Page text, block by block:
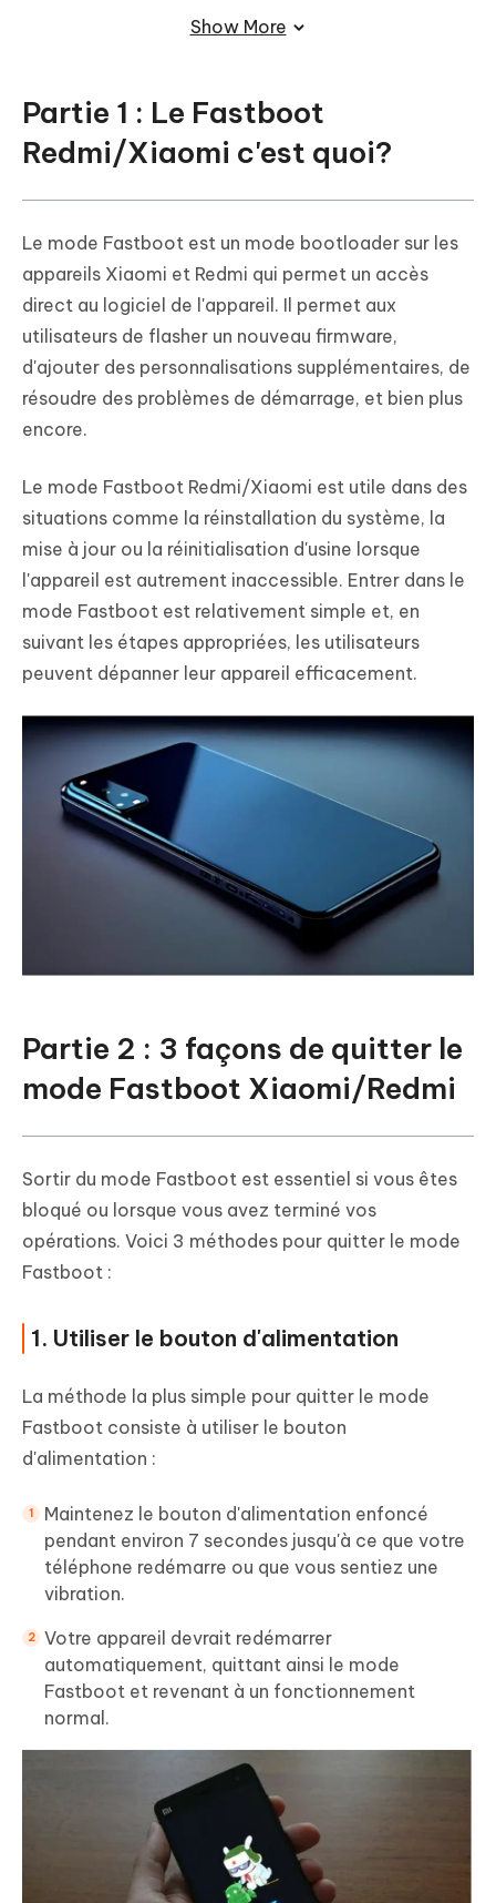
Partie 4 : Astuce : Comment
Conclusion
Show More
Partie 1 : Le Fastboot
Redmi/Xiaomi c'est quoi?
Le mode Fastboot est un mode bootloader sur les
appareils Xiaomi et Redmi qui permet un accès
direct au logiciel de l'appareil. Il permet aux
utilisateurs de flasher un nouveau firmware,
d'ajouter des personnalisations supplémentaires, de
résoudre des problèmes de démarrage, et bien plus
encore.
Le mode Fastboot Redmi/Xiaomi est utile dans des
situations comme la réinstallation du système, la
mise à jour ou la réinitialisation d'usine lorsque
l'appareil est autrement inaccessible. Entrer dans le
mode Fastboot est relativement simple et, en
suivant les étapes appropriées, les utilisateurs
peuvent dépanner leur appareil efficacement.
Partie 2 : 3 façons de quitter le
mode Fastboot Xiaomi/Redmi
Sortir du mode Fastboot est essentiel si vous êtes
bloqué ou lorsque vous avez terminé vos
opérations. Voici 3 méthodes pour quitter le mode
Fastboot :
1. Utiliser le bouton d'alimentation
La méthode la plus simple pour quitter le mode
Fastboot consiste à utiliser le bouton
d'alimentation :
Maintenez le bouton d'alimentation enfoncé
pendant environ 7 secondes jusqu'à ce que votre
téléphone redémarre ou que vous sentiez une
vibration.
Votre appareil devrait redémarrer
automatiquement, quittant ainsi le mode
Fastboot et revenant à un fonctionnement
normal.